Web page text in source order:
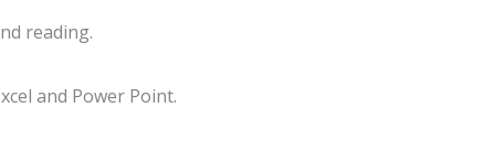
reading.
and Power Point.